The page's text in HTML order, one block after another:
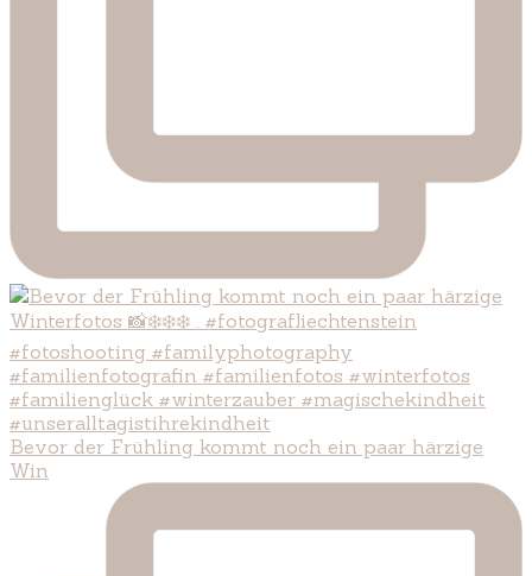
Bevor der Frühling kommt noch ein paar härzige
Win